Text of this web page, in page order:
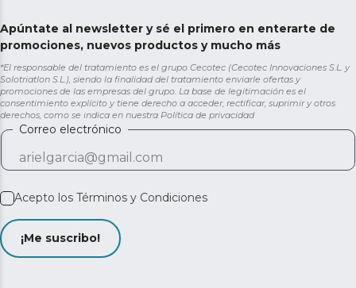
Apúntate al newsletter y sé el primero en enterarte de
promociones, nuevos productos y mucho más
*El responsable del tratamiento es el grupo Cecotec (Cecotec Innovaciones S.L. y
Solotriatlon S.L.), siendo la finalidad del tratamiento enviarle ofertas y
promociones de las empresas del grupo. La base de legitimación es el
consentimiento explícito y tiene derecho a acceder, rectificar, suprimir y otros
derechos, como se indica en nuestra Política de privacidad
Correo electrónico
Acepto los Términos y Condiciones
¡Me suscribo!